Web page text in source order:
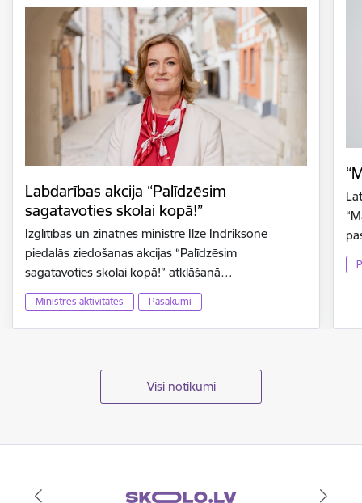
Labdarības akcija “Palīdzēsim
sagatavoties skolai kopā!”
Izglītības un zinātnes ministre Ilze Indriksone
piedalās ziedošanas akcijas “Palīdzēsim
sagatavoties skolai kopā!” atklāšanā…
Ministres aktivitātes Pasākumi
Visi notikumi